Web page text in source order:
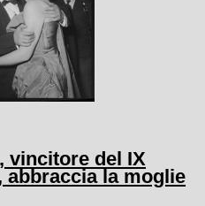
vincitore del IX
abbraccia la moglie